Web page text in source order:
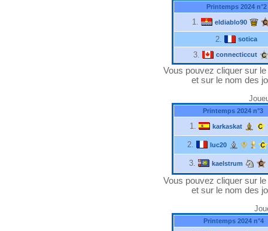
Printemps 2024 n°2
1. eldiablo90
2. sotica
3. connecticcut
Vous pouvez cliquer sur
et sur le nom des
Printemps 2024 n°3
1. karkaskat
2. luc20
3. kaelstrum
Vous pouvez cliquer sur
et sur le nom des
Printemps 2024 n°4